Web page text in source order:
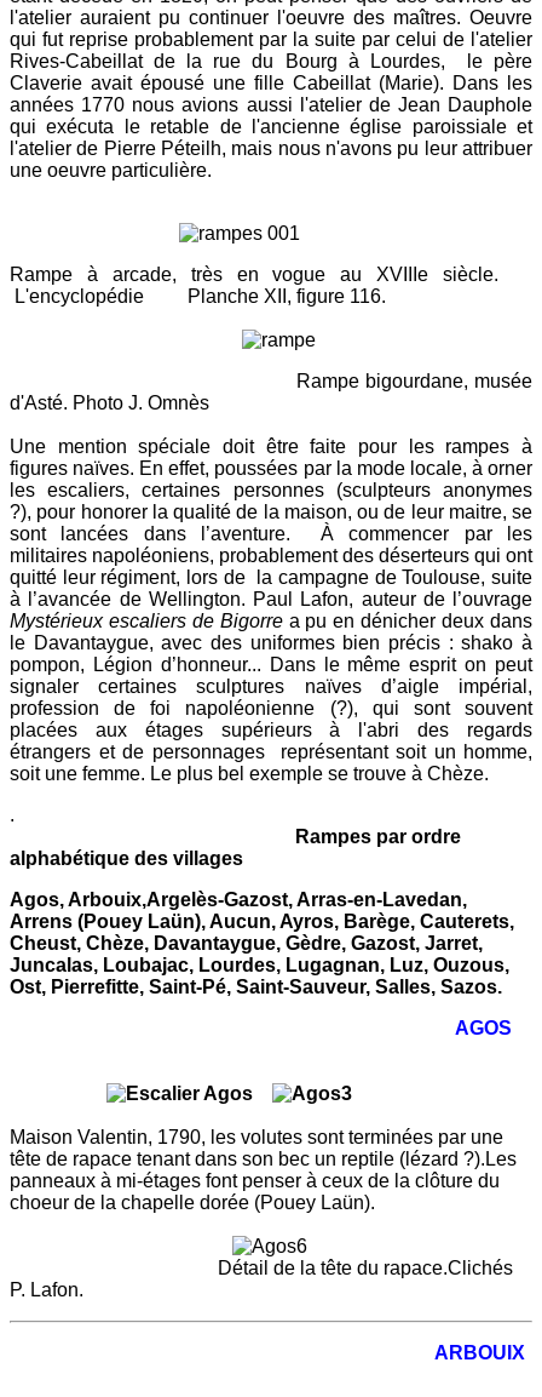
l'atelier auraient pu continuer l'oeuvre des maîtres. Oeuvre
qui fut reprise probablement par la suite par celui de l'atelier
Rives-Cabeillat de la rue du Bourg à Lourdes, le père
Claverie avait épousé une fille Cabeillat (Marie). Dans les
années 1770 nous avions aussi l'atelier de Jean Dauphole
qui exécuta le retable de l'ancienne église paroissiale et
l'atelier de Pierre Péteilh, mais nous n'avons pu leur attribuer
une oeuvre particulière.
Rampe à arcade, très en vogue au XVIIIe siècle.
L'encyclopédie Planche XII, figure 116.
Rampe bigourdane, musée
d'Asté. Photo J. Omnès
Une mention spéciale doit être faite pour les rampes à
figures naïves. En effet, poussées par la mode locale, à orner
les escaliers, certaines personnes (sculpteurs anonymes
?), pour honorer la qualité de la maison, ou de leur maitre, se
sont lancées dans l’aventure. À commencer par les
militaires napoléoniens, probablement des déserteurs qui ont
quitté leur régiment, lors de la campagne de Toulouse, suite
à l’avancée de Wellington. Paul Lafon, auteur de l’ouvrage
Mystérieux escaliers de Bigorrea pu en dénicher deux dans
le Davantaygue, avec des uniformes bien précis : shako à
pompon, Légion d’honneur... Dans le même esprit on peut
signaler certaines sculptures naïves d’aigle impérial,
profession de foi napoléonienne (?), qui sont souvent
placées aux étages supérieurs à l'abri des regards
étrangers et de personnages représentant soit un homme,
soit une femme. Le plus bel exemple se trouve à Chèze.
.
Rampes par ordre
alphabétique des villages
Agos, Arbouix,Argelès-Gazost, Arras-en-Lavedan,
Arrens (Pouey Laün), Aucun, Ayros, Barège, Cauterets,
Cheust, Chèze, Davantaygue, Gèdre, Gazost, Jarret,
Juncalas, Loubajac, Lourdes, Lugagnan, Luz, Ouzous,
Ost, Pierrefitte, Saint-Pé, Saint-Sauveur, Salles, Sazos.
AGOS
Maison Valentin, 1790, les volutes sont terminées par une
tête de rapace tenant dans son bec un reptile (lézard ?).Les
panneaux à mi-étages font penser à ceux de la clôture du
choeur de la chapelle dorée (Pouey Laün).
Détail de la tête du rapace.Clichés
P. Lafon.
ARBOUIX